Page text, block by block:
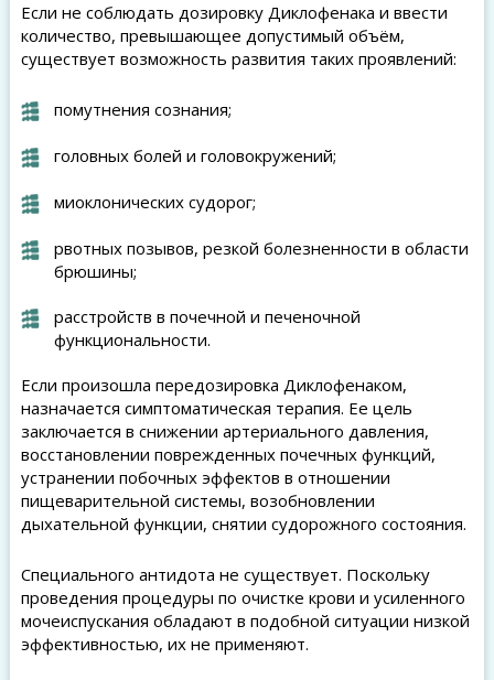
Если не соблюдать дозировку Диклофенака и ввести
количество, превышающее допустимый объём,
существует возможность развития таких проявлений:
помутнения сознания;
головных болей и головокружений;
миоклонических судорог;
рвотных позывов, резкой болезненности в области
брюшины;
расстройств в почечной и печеночной
функциональности.
Если произошла передозировка Диклофенаком,
назначается симптоматическая терапия. Ее цель
заключается в снижении артериального давления,
восстановлении поврежденных почечных функций,
устранении побочных эффектов в отношении
пищеварительной системы, возобновлении
дыхательной функции, снятии судорожного состояния.
Специального антидота не существует. Поскольку
проведения процедуры по очистке крови и усиленного
мочеиспускания обладают в подобной ситуации низкой
эффективностью, их не применяют.